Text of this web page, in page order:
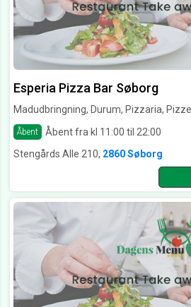
Esperia Pizza Bar Søborg
Madudbringning, Durum, Pizzaria,
Åbent
Åbent fra kl 11:00 til 22:00
Stengårds Alle 210, 2860 Søborg